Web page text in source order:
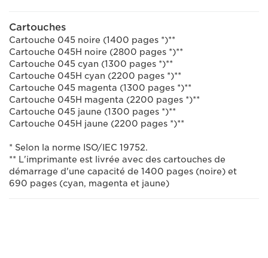
Cartouches
Cartouche 045 noire (1400 pages *)**
Cartouche 045H noire (2800 pages *)**
Cartouche 045 cyan (1300 pages *)**
Cartouche 045H cyan (2200 pages *)**
Cartouche 045 magenta (1300 pages *)**
Cartouche 045H magenta (2200 pages *)**
Cartouche 045 jaune (1300 pages *)**
Cartouche 045H jaune (2200 pages *)**
* Selon la norme ISO/IEC 19752.
** L'imprimante est livrée avec des cartouches de
démarrage d'une capacité de 1400 pages (noire) et
690 pages (cyan, magenta et jaune)